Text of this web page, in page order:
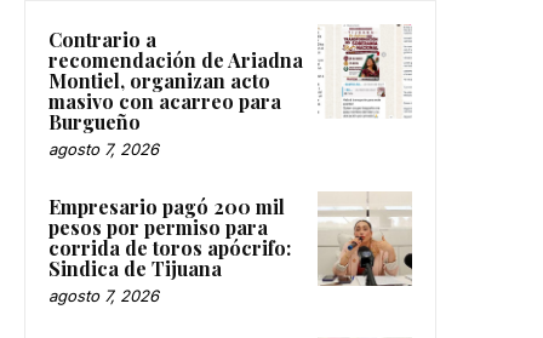
Contrario a
recomendación de Ariadna
Montiel, organizan acto
masivo con acarreo para
Burgueño
agosto 7, 2026
Empresario pagó 200 mil
pesos por permiso para
corrida de toros apócrifo:
Sindica de Tijuana
agosto 7, 2026